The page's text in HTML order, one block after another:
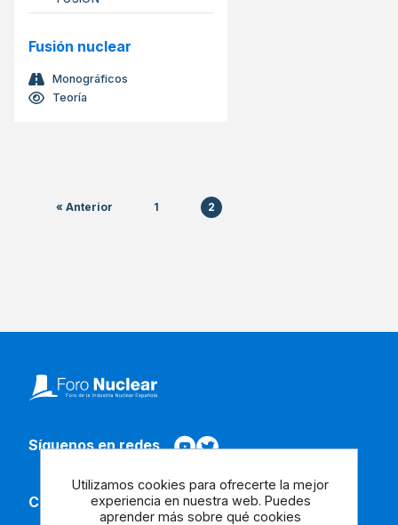
Fusión nuclear
Monográficos
Teoría
« Anterior 1 2
Síguenos en redes
Contacta con nosotros
Utilizamos cookies para ofrecerte la mejor
experiencia en nuestra web. Puedes
aprender más sobre qué cookies